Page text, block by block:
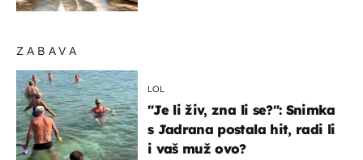
ZABAVA
LOL
"Je li živ, zna li se?": Snimka
s Jadrana postala hit, radi li
i vaš muž ovo?